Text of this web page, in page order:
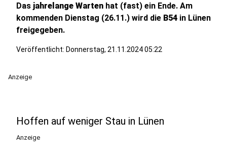
Das jahrelange Warten hat (fast) ein Ende. Am
kommenden Dienstag (26.11.) wird die B54 in Lünen
freigegeben.
Veröffentlicht: Donnerstag, 21.11.2024 05:22
Anzeige
Hoffen auf weniger Stau in Lünen
Anzeige